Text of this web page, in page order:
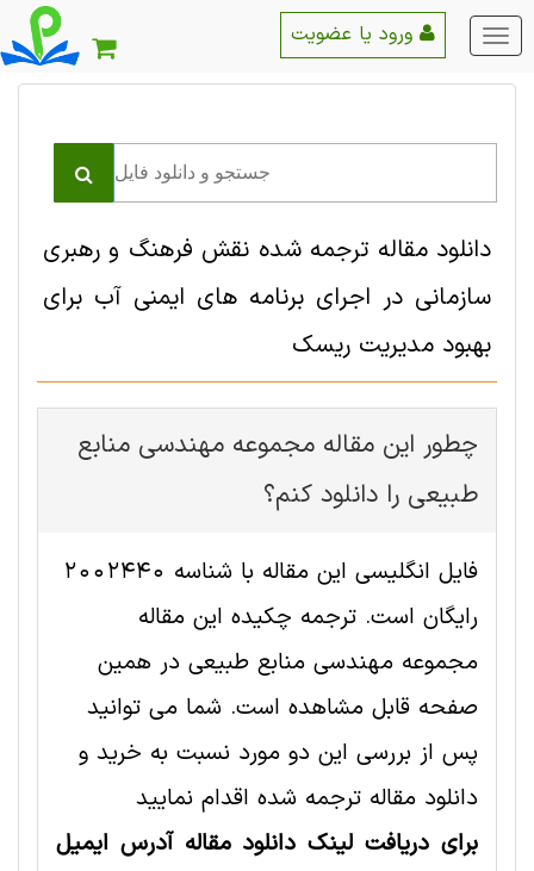
منو
اصلی
دانلود مقاله ترجمه شده نقش فرهنگ و رهبری
سازمانی در اجرای برنامه های ایمنی آب برای
بهبود مدیریت ریسک
چطور این مقاله مجموعه مهندسی منابع
طبيعی را دانلود کنم؟
فایل انگلیسی این مقاله با شناسه 2002440
رایگان است. ترجمه چکیده این مقاله
مجموعه مهندسی منابع طبيعی در همین
صفحه قابل مشاهده است. شما می توانید
پس از بررسی این دو مورد نسبت به خرید و
دانلود مقاله ترجمه شده اقدام نمایید
برای دریافت لینک دانلود مقاله آدرس ایمیل